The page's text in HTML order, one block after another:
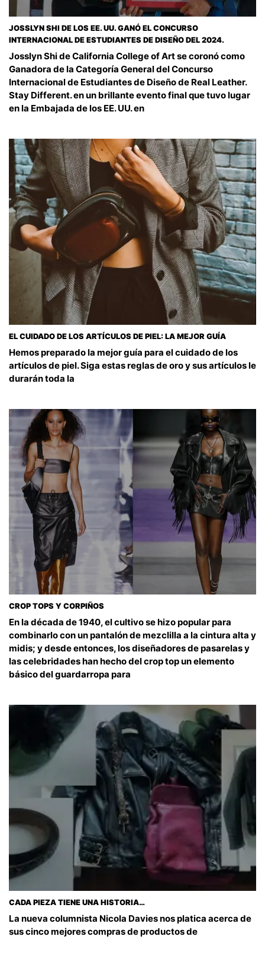
JOSSLYN SHI DE LOS EE. UU. GANÓ EL CONCURSO
INTERNACIONAL DE ESTUDIANTES DE DISEÑO DEL 2024.
Josslyn Shi de California College of Art se coronó como
Ganadora de la Categoría General del Concurso
Internacional de Estudiantes de Diseño de Real Leather.
Stay Different. en un brillante evento final que tuvo lugar
en la Embajada de los EE. UU. en
EL CUIDADO DE LOS ARTÍCULOS DE PIEL: LA MEJOR GUÍA
Hemos preparado la mejor guía para el cuidado de los
artículos de piel. Siga estas reglas de oro y sus artículos le
durarán toda la
CROP TOPS Y CORPIÑOS
En la década de 1940, el cultivo se hizo popular para
combinarlo con un pantalón de mezclilla a la cintura alta y
midis; y desde entonces, los diseñadores de pasarelas y
las celebridades han hecho del crop top un elemento
básico del guardarropa para
CADA PIEZA TIENE UNA HISTORIA…
La nueva columnista Nicola Davies nos platica acerca de
sus cinco mejores compras de productos de